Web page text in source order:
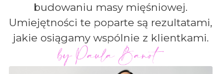
budowaniu masy mięśniowej.
Umiejętności te poparte są rezultatami,
jakie osiągamy wspólnie z klientkami.